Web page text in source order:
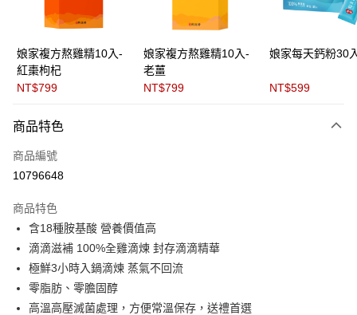
悠遊付
全盈+PAY
ATM付款
付款後全家取貨
付款後7-11取貨
每筆NT$60，滿NT$1,500(含以上)免運費
宅配
每筆NT$150，滿NT$1,500(含以上)免運費
娘家複方熬雞精10入-
紅棗枸杞
NT$799
娘家複方熬雞精10入-
老薑
NT$799
娘家每天鈣粉30
NT$599
商品特色
商品編號
10796648
商品特色
含18種胺基酸 營養價值高
滴滴滋補 100%全雞滴煉 封存滴滴精華
極鮮3小時入鍋滴煉 蒸氣不回流
零脂肪、零膽固醇
高溫高壓滅菌處理，方便常溫保存，送禮首選